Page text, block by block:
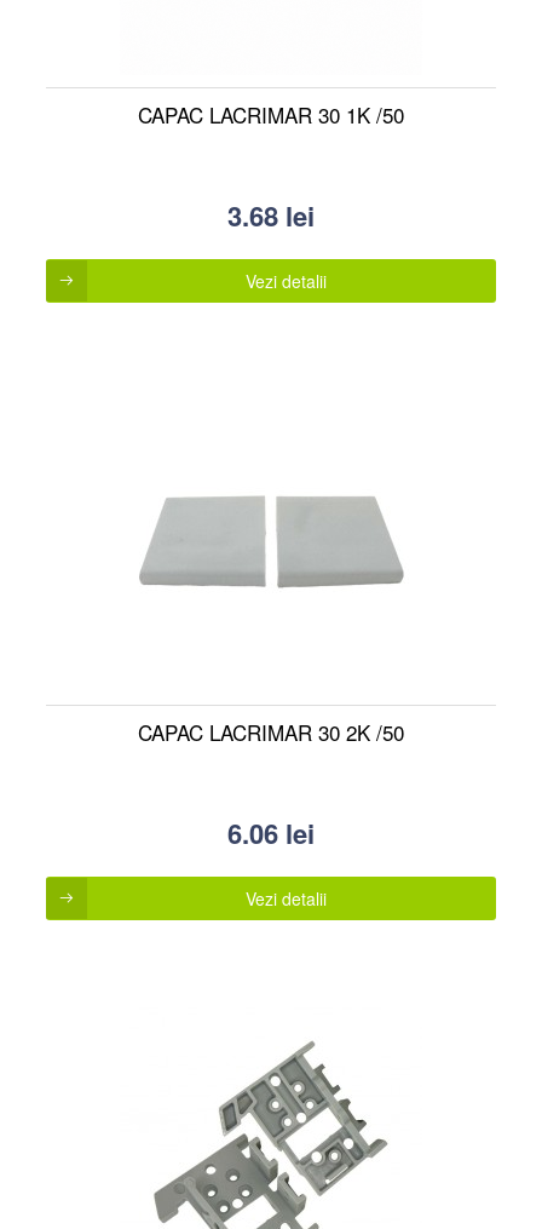
CAPAC LACRIMAR 30 1K /50
3.68 lei
Vezi detalii
CAPAC LACRIMAR 30 2K /50
6.06 lei
Vezi detalii